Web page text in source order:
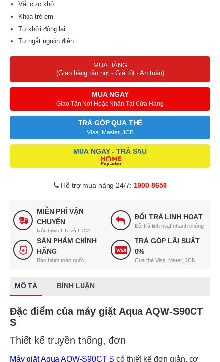
Vắt cực khô
Khóa trẻ em
Tự khởi động lại
Tự ngắt nguồn điện
Thiết bị giảm tốc tránh va đập
Van đặc biệt ổn định nguồn nướ
MUA HÀNG
(Giao hàng tận nơi - Giá tốt - An toàn)
MUA NGAY
Giao Tận Nơi Hoặc Nhận Tại Cửa Hàng
TRẢ GÓP QUA THẺ
Visa, Master, JCB
MUA NGAY - TRẢ SAU
Hỗ trợ mua hàng 24/7: 1900 8650
MIỄN PHÍ VẬN
CHUYỂN
Nội thành HN và HCM
ĐỔI TRẢ LINH HOẠT
Đổi trả linh hoạt nhanh chóng
SẢN PHẨM CHÍNH
HÃNG
Bảo hành toàn quốc
TRẢ GÓP LÃI SUẤT
0%
Qua thẻ Visa, Mater, JCB
MÔ TẢ BÌNH LUẬN
Đặc điểm của máy giặt Aqua AQW-S90CT
S
Thiết kế truyền thống, đơn
Máy giặt Aqua AQW-S90CT S có thiết kế đơn giản, cơ